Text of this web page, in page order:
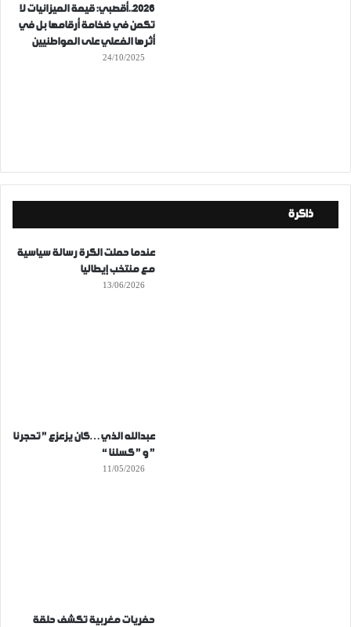
2026..أقصبي: قيمة الميزانيات لا
تكمن في ضخامة أرقامها بل في
أثرها الفعلي على المواطنيين
24/10/2025
ذاكرة
عندما حملت الكرة رسالة سياسية
مع منتخب إيطاليا
13/06/2026
عبدالله الذي…كان يزعزع ” تحجرنا
” و ” كسلنا “
11/05/2026
حفريات مغربية تكشف حلقة